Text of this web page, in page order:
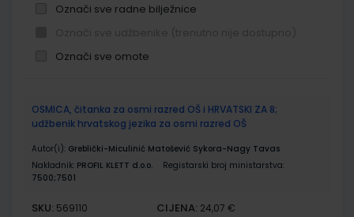
Označi sve radne bilježnice
Označi sve omote
proizvodi
OSMICA, čitanka za osmi razred OŠ i HRVATSKI ZA 8;
udžbenik hrvatskog jezika za osmi razred OŠ
Autor(i): Greblički-Miculinić Matošević Sykora-Nagy Tavas
Nakladnik: PROFIL KLETT d.o.o.
Registarski broj ministarstva:
7500;7501
SKU: 569110 CIJENA: 24,07 €